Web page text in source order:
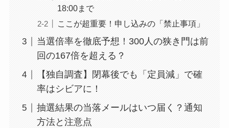
18:00まで
ここが超重要！申し込みの「禁止事項」
当選倍率を徹底予想！300人の狭き門は前
回の167倍を超える？
【独自調査】閉幕後でも「定員減」で確
率はシビアに！
抽選結果の当落メールはいつ届く？通知
方法と注意点